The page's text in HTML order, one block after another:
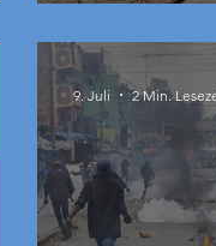
9. Juli 2 Min.